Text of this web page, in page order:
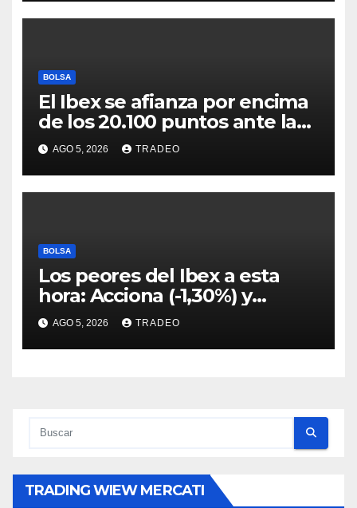
BOLSA
El Ibex se afianza por encima
de los 20.100 puntos ante las
esperanzas sobre Ormuz
AGO 5, 2026 TRADEO
BOLSA
Los peores del Ibex a esta
hora: Acciona (-1,30%) y
Acciona Energía (-0,96%)
AGO 5, 2026 TRADEO
TRADING WIEW MERCATI